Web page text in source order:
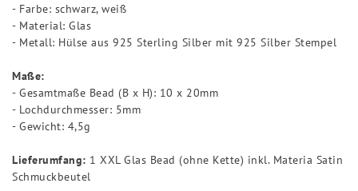
- Farbe: schwarz, weiß
- Material: Glas
- Metall: Hülse aus 925 Sterling Silber mit 925 Silber Stempel
Maße:
- Gesamtmaße Bead (B x H): 10 x 20mm
- Lochdurchmesser: 5mm
- Gewicht: 4,5g
Lieferumfang: 1 XXL Glas Bead (ohne Kette) inkl. Materia Satin
Schmuckbeutel